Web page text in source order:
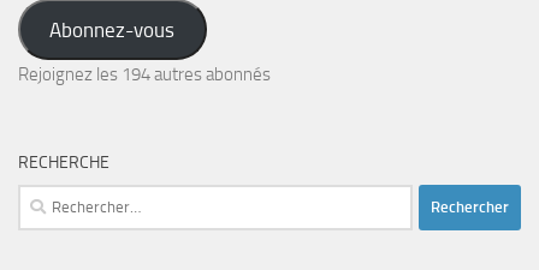
adresse
e-
mail
Abonnez-vous
Rejoignez les 194 autres abonnés
RECHERCHE
Rechercher :